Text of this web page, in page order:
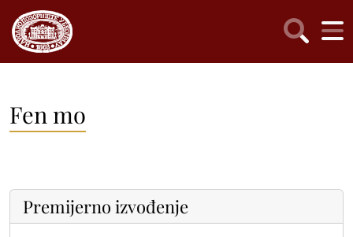
Fen mo
Premijerno izvođenje